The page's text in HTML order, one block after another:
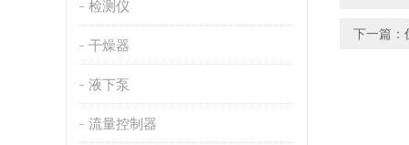
检测仪
干燥器
液下泵
流量控制器
下一篇：